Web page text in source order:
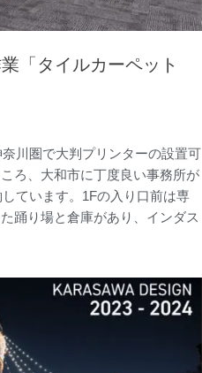
「タイルカーペット
川圏で大判プリンターの設置可
ろ、大和市に丁度良い事務所が
ています。1Fの入り口前は専
踊り場と倉庫があり、インダス